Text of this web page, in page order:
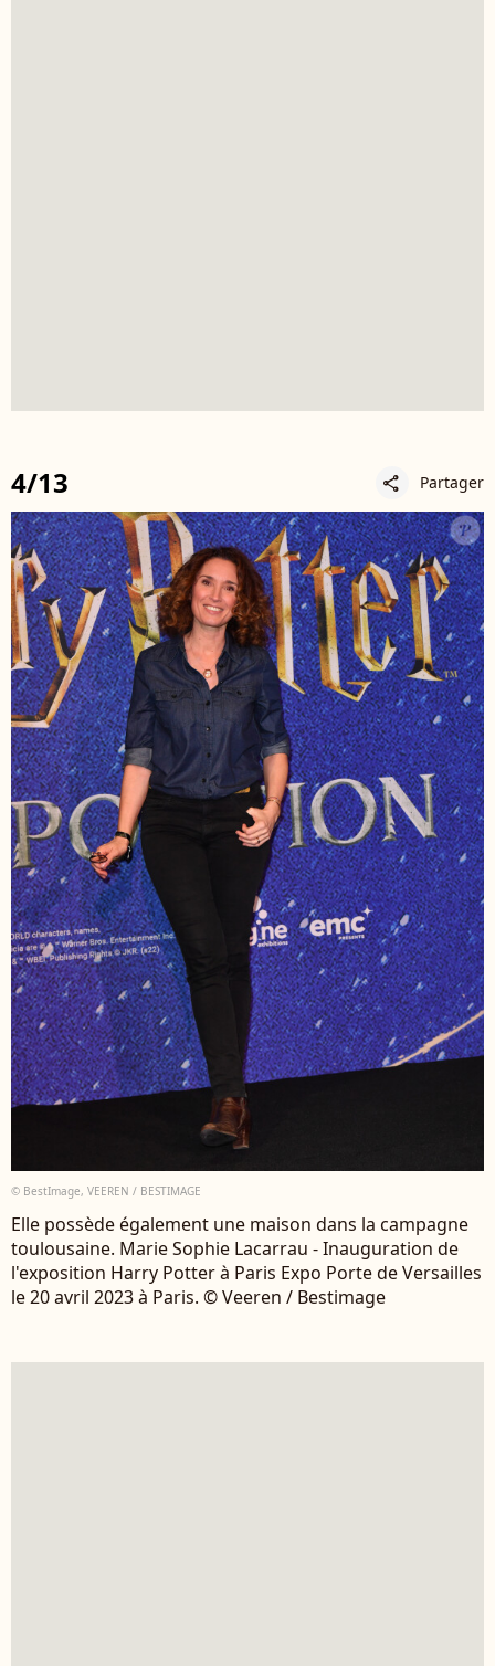
4/13 share Partager
© BestImage, VEEREN / BESTIMAGE
Elle possède également une maison dans la campagne
toulousaine. Marie Sophie Lacarrau - Inauguration de
l'exposition Harry Potter à Paris Expo Porte de Versailles
le 20 avril 2023 à Paris. © Veeren / Bestimage